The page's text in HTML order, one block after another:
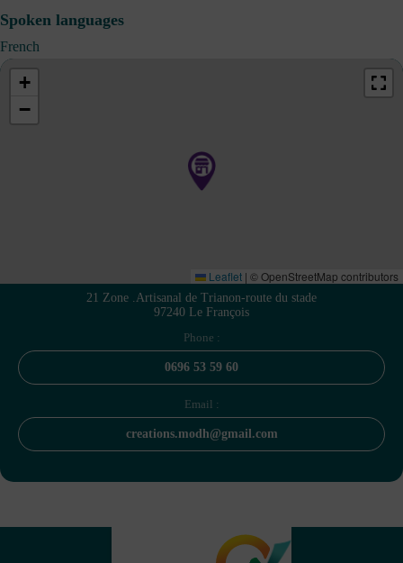
Spoken languages
French
+
−
Leaflet | © OpenStreetMap contributors
21 Zone .Artisanal de Trianon-route du stade
97240 Le François
Phone :
0696 53 59 60
Email :
creations.modh@gmail.com